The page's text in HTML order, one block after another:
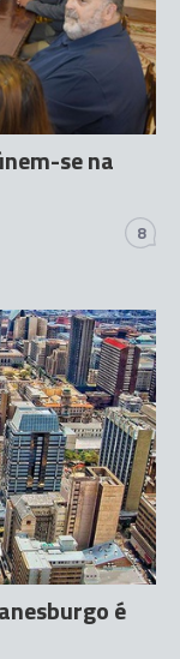
se na
8
é